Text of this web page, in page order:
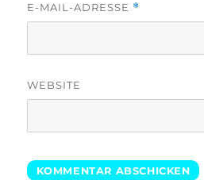
E-MAIL-ADRESSE *
WEBSITE